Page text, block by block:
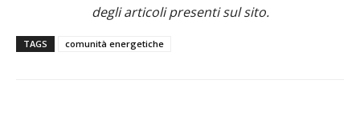
degli articoli presenti sul sito.
TAGS comunità energetiche